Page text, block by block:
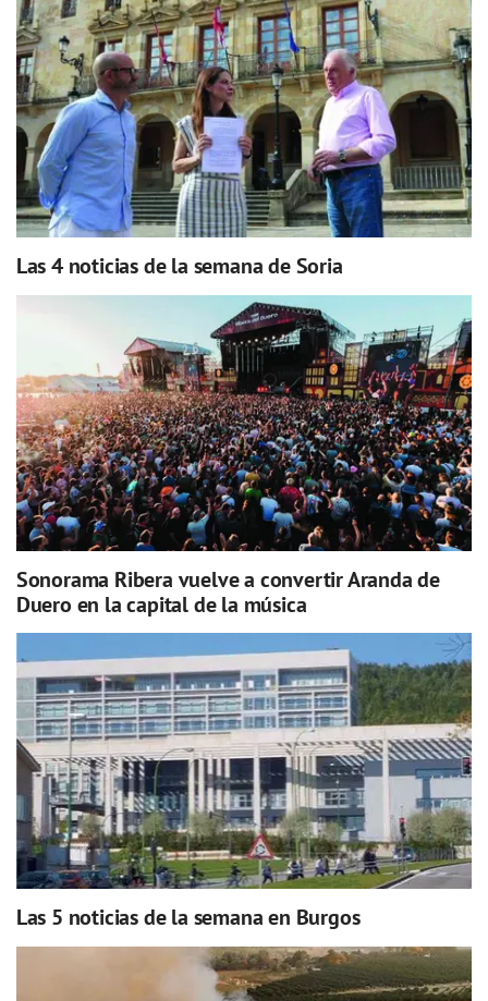
Las 4 noticias de la semana de Soria
Sonorama Ribera vuelve a convertir Aranda de
Duero en la capital de la música
Las 5 noticias de la semana en Burgos